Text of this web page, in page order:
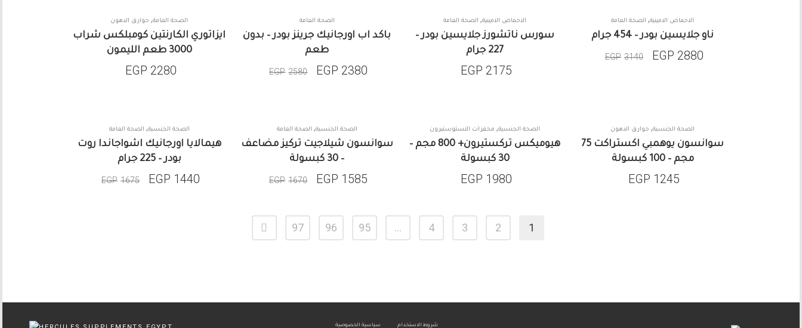
SALEالاحماض الامينية, الصحة العامة
ناو جلايسين بودر – 454 جرام
EGP 3140 EGP 2880
الاحماض الامينية, الصحة العامة
سورس ناتشورز جلايسين بودر –
227 جرام
EGP 2175
الصحة العامة
باكد اب اورجانيك جرينز بودر – بدون
طعم
EGP 2580 EGP 2380
الصحة العامة, حوارق الدهون
ايزاتوري الكارنتين كومبلكس شراب
3000 طعم الليمون
EGP 2280
الصحة الجنسية, حوارق الدهون
سوانسون يوهمبي اكستراكت 75
مجم – 100 كبسولة
EGP 1245
الصحة الجنسية, محفزات التستوستيرون
هيوميكس تركستيرون+ 800 مجم –
30 كبسولة
EGP 1980
SALEالصحة الجنسية, الصحة العامة
سوانسون شيلاجيت تركيز مضاعف
– 30 كبسولة
EGP 1670 EGP 1585
SALEالصحة الجنسية, الصحة العامة
هيمالايا اورجانيك اشواجاندا روت
بودر – 225 جرام
EGP 1675 EGP 1440
1
2
3
4
…
95
96
97
سياسية الخصوصية شروط الاستخدام